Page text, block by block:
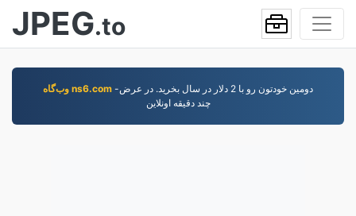
JPEG.to
وب‌گاه ns6.com -دومين خودتون رو با 2 دلار در سال بخريد. در عرض
چند دقيقه اونلاين